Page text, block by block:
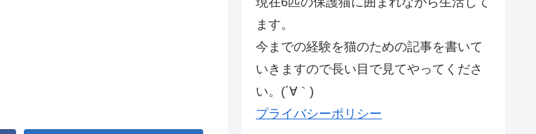
ます。
今までの経験を猫のための記事を書いて
いきますので長い目で見てやってくださ
い。(´∀｀)
プライバシーポリシー